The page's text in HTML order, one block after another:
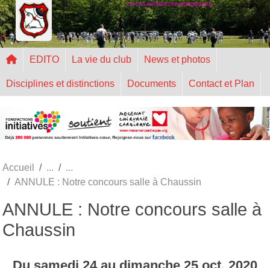
CIE DES ARCHERS DE MONTALEGRE
EDITO La vie du club News et photos
Disciplines et distinctions Documents Contact et Plan
Accueil
ANNULE : Notre concours salle à Chaussin
ANNULE : Notre concours salle à
Chaussin
Panneau de gestion des cookies